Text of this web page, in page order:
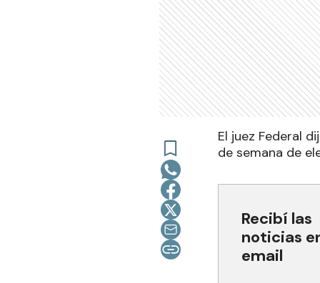
El juez Federal
de semana de
Recibí las
noticias
email